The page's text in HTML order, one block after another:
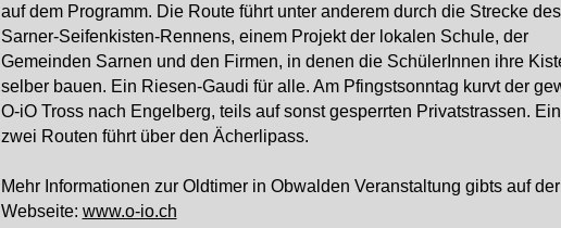
auf dem Programm. Die Route führt unter anderem durch die Strecke des
Sarner-Seifenkisten-Rennens, einem Projekt der lokalen Schule, der
Gemeinden Sarnen und den Firmen, in denen die SchülerInnen ihre
selber bauen. Ein Riesen-Gaudi für alle. Am Pfingstsonntag kurvt der
O-iO Tross nach Engelberg, teils auf sonst gesperrten Privatstrassen.
zwei Routen führt über den Ächerlipass.
Mehr Informationen zur Oldtimer in Obwalden Veranstaltung gibts auf der
Webseite: www.o-io.ch